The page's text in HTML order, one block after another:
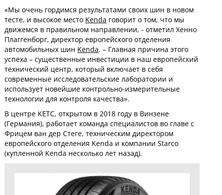
«Мы очень гордимся результатами своих шин в новом
тесте, и высокое место Kenda говорит о том, что мы
движемся в правильном направлении, - отметил Хенно
Плаггенборг, директор европейского отделения
автомобильных шин Kenda. – Главная причина этого
успеха – существенные инвестиции в наш европейский
технический центр, который включает в себя
современные исследовательские лаборатории и
использует новейшие контрольно-измерительные
технологии для контроля качества».
В центре KETC, открытом в 2018 году в Винзене
(Германия), работает команда специалистов во главе с
Фрицем ван дер Стеге, техническим директором
европейского отделения Kenda и компании Starco
(купленной Kenda несколько лет назад).